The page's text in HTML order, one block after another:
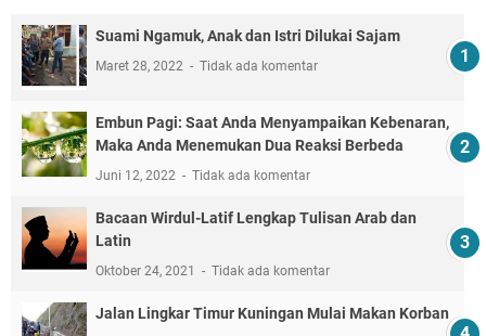
Suami Ngamuk, Anak dan Istri Dilukai Sajam
Maret 28, 2022 Tidak ada komentar
Embun Pagi: Saat Anda Menyampaikan Kebenaran,
Maka Anda Menemukan Dua Reaksi Berbeda
Juni 12, 2022 Tidak ada komentar
Bacaan Wirdul-Latif Lengkap Tulisan Arab dan
Latin
Oktober 24, 2021 Tidak ada komentar
Jalan Lingkar Timur Kuningan Mulai Makan Korban